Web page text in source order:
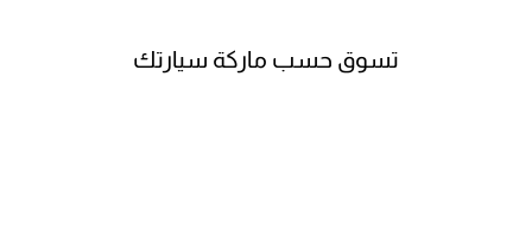
تسوق حسب ماركة سيارتك